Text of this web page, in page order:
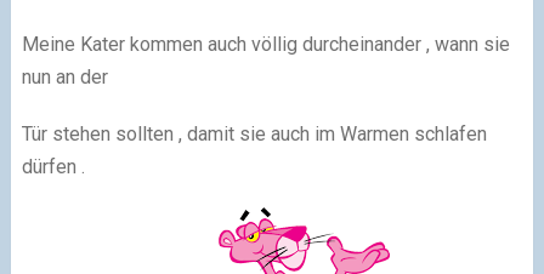
Meine Kater kommen auch völlig durcheinander , wann sie
nun an der
Tür stehen sollten , damit sie auch im Warmen schlafen
dürfen .